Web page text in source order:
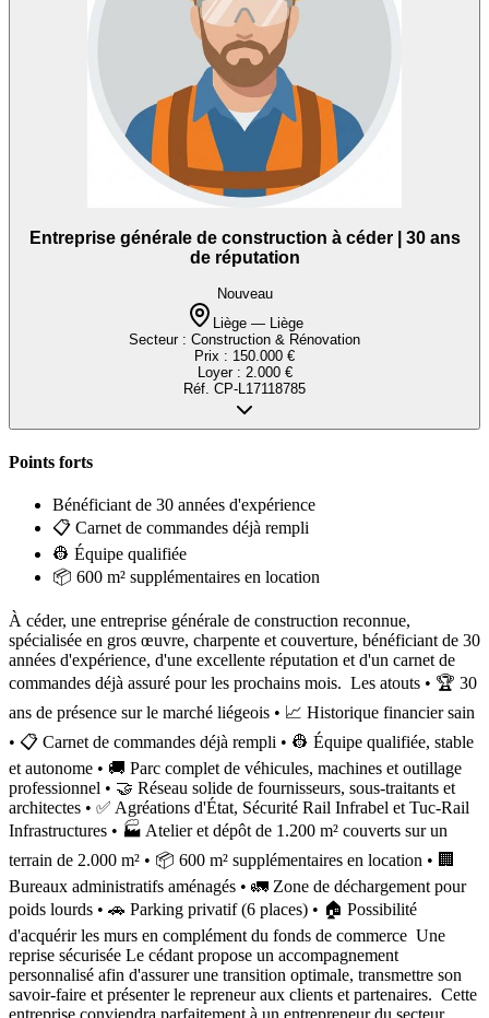
Entreprise générale de construction à céder | 30 ans
de réputation
Nouveau
Liège — Liège
Secteur : Construction & Rénovation
Prix : 150.000 €
Loyer : 2.000 €
Réf. CP-L17118785
Points forts
Bénéficiant de 30 années d'expérience
📋 Carnet de commandes déjà rempli
👷 Équipe qualifiée
📦 600 m² supplémentaires en location
À céder, une entreprise générale de construction reconnue,
spécialisée en gros œuvre, charpente et couverture, bénéficiant de 30
années d'expérience, d'une excellente réputation et d'un carnet de
commandes déjà assuré pour les prochains mois. ‍ Les atouts • 🏆 30
ans de présence sur le marché liégeois • 📈 Historique financier sain
• 📋 Carnet de commandes déjà rempli • 👷 Équipe qualifiée, stable
et autonome • 🚚 Parc complet de véhicules, machines et outillage
professionnel • 🤝 Réseau solide de fournisseurs, sous-traitants et
architectes • ✅ Agréations d'État, Sécurité Rail Infrabel et Tuc-Rail ‍
Infrastructures • 🏭 Atelier et dépôt de 1.200 m² couverts sur un
terrain de 2.000 m² • 📦 600 m² supplémentaires en location • 🏢
Bureaux administratifs aménagés • 🚛 Zone de déchargement pour
poids lourds • 🚗 Parking privatif (6 places) • 🏠 Possibilité
d'acquérir les murs en complément du fonds de commerce ‍ Une
reprise sécurisée Le cédant propose un accompagnement
personnalisé afin d'assurer une transition optimale, transmettre son
savoir-faire et présenter le repreneur aux clients et partenaires. ‍ Cette
entreprise conviendra parfaitement à un entrepreneur du secteur